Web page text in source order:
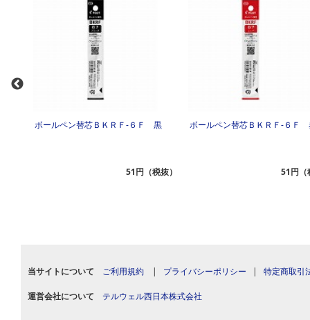
ボールペン替芯ＢＫＲＦ‐６Ｆ 黒
51円（税抜）
ボールペン替芯ＢＫＲＦ‐６Ｆ
51円（
当サイトについて ご利用規約 | プライバシーポリシー | 特定商取引
運営会社について テルウェル西日本株式会社